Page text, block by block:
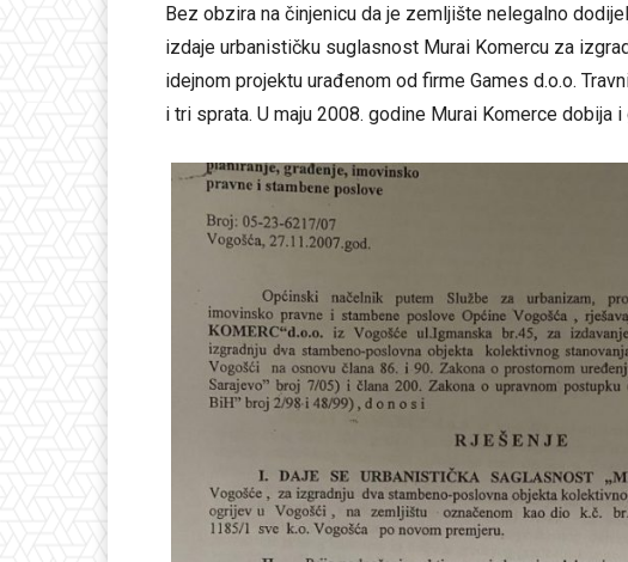
Bez obzira na činjenicu da je zemljište nelegalno
izdaje urbanističku suglasnost Murai Komercu za
idejnom projektu urađenom od firme Games d.o.o.
i tri sprata. U maju 2008. godine Murai Komerce dobija